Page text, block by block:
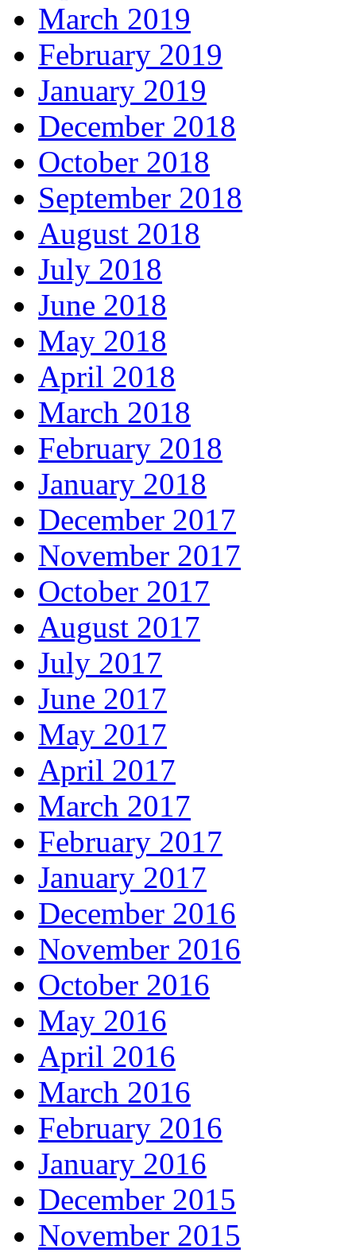
March 2019
February 2019
January 2019
December 2018
October 2018
September 2018
August 2018
July 2018
June 2018
May 2018
April 2018
March 2018
February 2018
January 2018
December 2017
November 2017
October 2017
August 2017
July 2017
June 2017
May 2017
April 2017
March 2017
February 2017
January 2017
December 2016
November 2016
October 2016
May 2016
April 2016
March 2016
February 2016
January 2016
December 2015
November 2015